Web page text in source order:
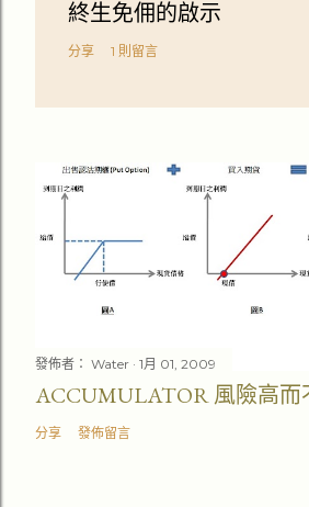
終生免佣的啟示
分享 1 則留言
發佈者： Water 1月 01, 2009
ACCUMULATOR 風險高而
分享 發佈留言